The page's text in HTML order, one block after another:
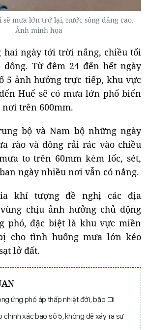
mưa lớn trở lại, nước sông dâng cao.
Ảnh minh họa
hai ngày tới trời nắng, chiều tối
dông. Từ đêm 24 đến hết ngày
5 ảnh hưởng trực tiếp, khu vực
Huế sẽ có mưa lớn phổ biến
nơi trên 600mm.
bộ và Nam bộ những ngày
rào và dông rải rác vào chiều
to trên 60mm kèm lốc, sét,
ngày nhiều nơi vẫn có nắng.
khí tượng đề nghị các địa
chịu ảnh hưởng chủ động
phó, đặc biệt là khu vực miền
cho tình huống mưa lớn kéo
lở đất.
ứng phó áp thấp nhiệt đới, bão
chính xác bão số 5, không để xảy ra sự